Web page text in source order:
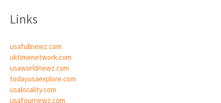
Links
usafullnewz.com
uktimenetwork.com
usaworldnewz.com
todayusaexplore.com
usalocality.com
usafournewz.com